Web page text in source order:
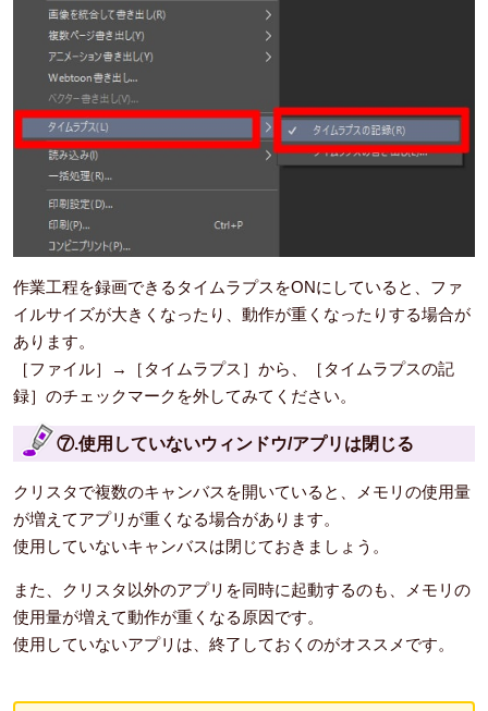
作業工程を録画できるタイムラプスをONにしていると、ファ
イルサイズが大きくなったり、動作が重くなったりする場合が
あります。
［ファイル］→［タイムラプス］から、［タイムラプスの記
録］のチェックマークを外してみてください。
⑦.使用していないウィンドウ/アプリは閉じる
クリスタで複数のキャンバスを開いていると、メモリの使用量
が増えてアプリが重くなる場合があります。
使用していないキャンバスは閉じておきましょう。
また、クリスタ以外のアプリを同時に起動するのも、メモリの
使用量が増えて動作が重くなる原因です。
使用していないアプリは、終了しておくのがオススメです。